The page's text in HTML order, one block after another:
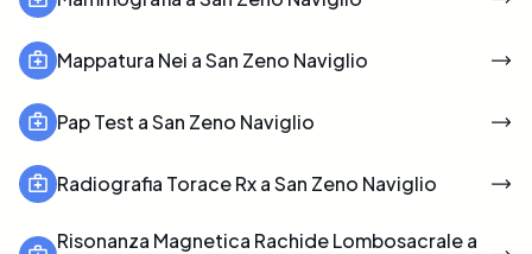
Mappatura Nei a San Zeno Naviglio
Pap Test a San Zeno Naviglio
Radiografia Torace Rx a San Zeno Naviglio
Risonanza Magnetica Rachide Lombosacrale a